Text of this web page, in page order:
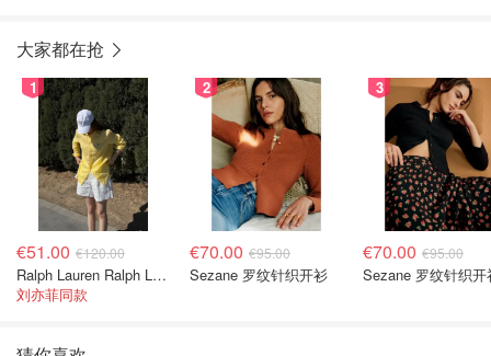
大家都在抢
1
€51.00 €120.00
Ralph Lauren Ralph Lauren 男童亚麻衬衫
刘亦菲同款
2
€70.00 €95.00
Sezane 罗纹针织开衫
3
€70.00 €95.00
Sezane 罗纹针织开